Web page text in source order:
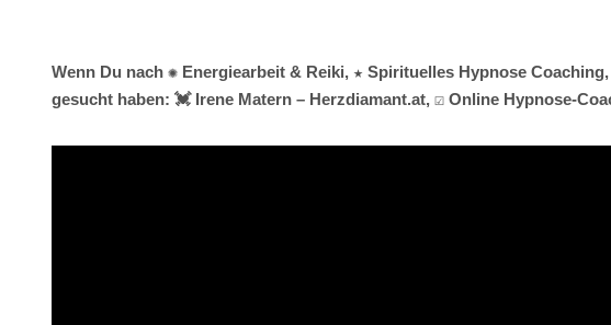
Wenn Du nach ✺ Energiearbeit & Reiki, ★ Spirituelles Hypnose
gesucht haben: 💓️ Irene Matern – Herzdiamant.at, ☑️ Online Hypnose-